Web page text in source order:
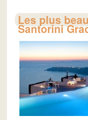
Les plus
Santorini